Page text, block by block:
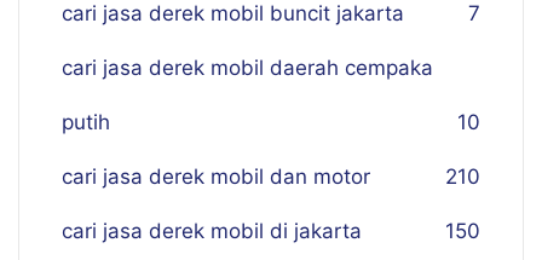
cari jasa derek mobil buncit jakarta 7
cari jasa derek mobil daerah cempaka
putih 10
cari jasa derek mobil dan motor 210
cari jasa derek mobil di jakarta 150